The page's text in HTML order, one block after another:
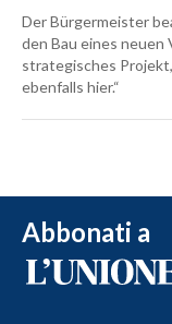
Der Bürgermeister
den Bau eines neuen
strategisches
ebenfalls hier.“
Abbonati a